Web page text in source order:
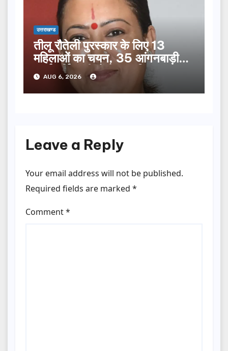
उत्तराखण्ड
तीलू रौतेली पुरस्कार के लिए 13
महिलाओं का चयन, 35 आंगनबाड़ी
कार्यकर्तियां भी होंगी सम्मानित…
AUG 6, 2026
Leave a Reply
Your email address will not be published.
Required fields are marked *
Comment*